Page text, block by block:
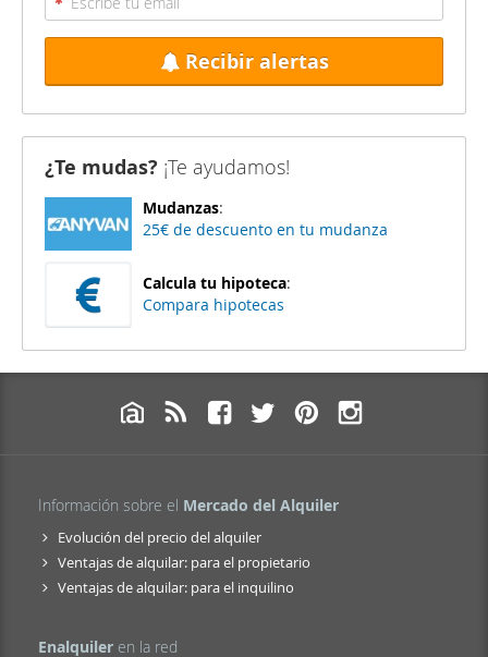
Recibir alertas
¿Te mudas? ¡Te ayudamos!
Mudanzas:
25€ de descuento en tu mudanza
Calcula tu hipoteca:
Compara hipotecas
Información sobre el Mercado del Alquiler
Evolución del precio del alquiler
Ventajas de alquilar: para el propietario
Ventajas de alquilar: para el inquilino
Enalquiler en la red